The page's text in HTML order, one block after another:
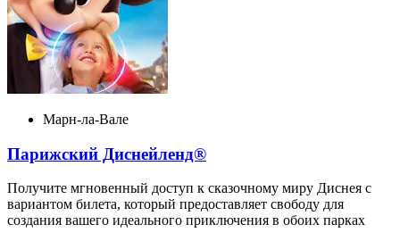
Марн-ла-Вале
Парижский Диснейленд®
Получите мгновенный доступ к сказочному миру Диснея с
вариантом билета, который предоставляет свободу для
создания вашего идеального приключения в обоих парках